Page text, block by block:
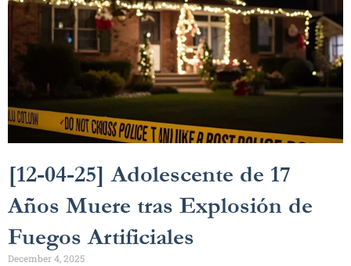
[12-04-25] Adolescente de 17
Años Muere tras Explosión de
Fuegos Artificiales
December 4, 2025